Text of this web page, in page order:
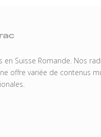
Suisse Romande. Nos
offre variée de contenus